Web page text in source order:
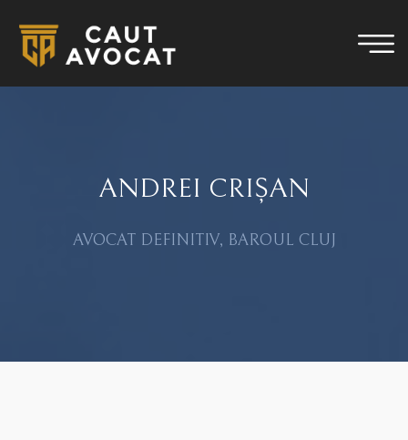
ANDREI CRIȘAN
AVOCAT DEFINITIV, BAROUL CLUJ